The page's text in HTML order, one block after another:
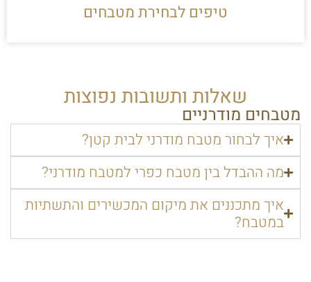
טיפים לבחירת מטבחים
שאלות ותשובות נפוצות
מטבחים מודרניים
איך לבחור מטבח מודרני לבית קטן?
מה ההבדל בין מטבח כפרי למטבח מודרני?
איך מתכננים את מיקום המכשירים והתשתיות
במטבח?